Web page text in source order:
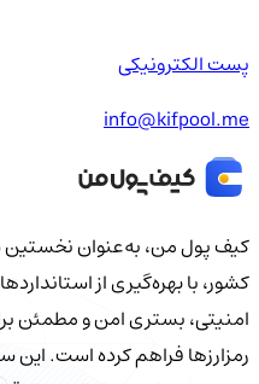
پست الکترونیکی
info@kifpool.me
کیف‌ پول من، به‌عنوان نخستین
کشور، با بهره‌گیری از
امنیتی، بستری امن و مطمئن
رمزارزها فراهم کرده است. این